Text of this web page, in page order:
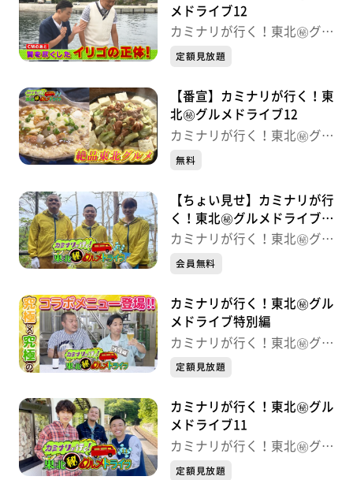
メドライブ12
カミナリが行く！東北㊙グル
メドライブ
定額見放題
【番宣】カミナリが行く！東
北㊙グルメドライブ12
カミナリが行く！東北㊙グル
メドライブ
無料
【ちょい見せ】カミナリが行
く！東北㊙グルメドライブ
12
カミナリが行く！東北㊙グル
メドライブ
会員無料
カミナリが行く！東北㊙グル
メドライブ特別編
カミナリが行く！東北㊙グル
メドライブ
定額見放題
カミナリが行く！東北㊙グル
メドライブ11
カミナリが行く！東北㊙グル
メドライブ
定額見放題